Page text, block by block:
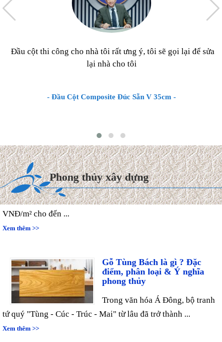
Đầu cột thi công cho nhà tôi rất ưng ý, tôi sẽ gọi lại để sửa
lại nhà cho tôi
- Đầu Cột Composite Đúc Sẵn V 35cm -
Phong thủy xây dựng
Chi phí xây dựng & Hoàn
thiện Biệt thự mái Thái 2027
Hiện nay, chi phí thi công hoàn
thiện trọn gói biệt thự mái
Thái dao động từ 8.000.000
VNĐ/m² cho đến ...
điểm, phân loại & Ý nghĩa
phong thủy
tứ quý "Tùng - Cúc - Trúc - Mai" từ lâu đã trở thành ...
Xem thêm >>